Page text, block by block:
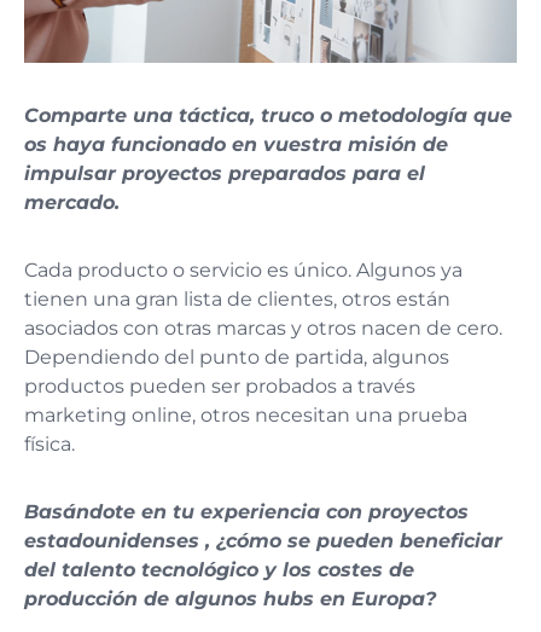
Comparte una táctica, truco o metodología que
os haya funcionado en vuestra misión de
impulsar proyectos preparados para el
mercado.
Cada producto o servicio es único. Algunos ya
tienen una gran lista de clientes, otros están
asociados con otras marcas y otros nacen de cero.
Dependiendo del punto de partida, algunos
productos pueden ser probados a través
marketing online, otros necesitan una prueba
física.
Basándote en tu experiencia con proyectos
estadounidenses , ¿cómo se pueden beneficiar
del talento tecnológico y los costes de
producción de algunos hubs en Europa?